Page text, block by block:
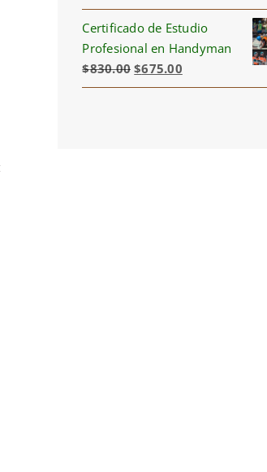
price
was:
$2,400.00.
price
is:
$1,900.00.
Certificado de Estudio
Profesional en Handyman
$830.00 Original
price
$675.00Current
price